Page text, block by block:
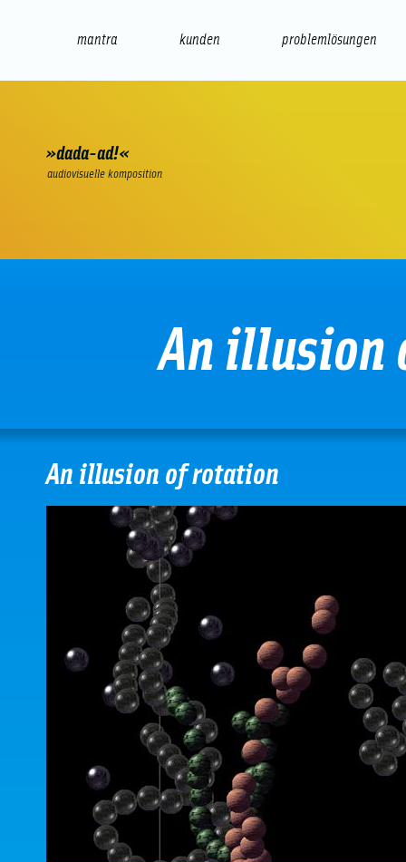
mantra kunden problemlösungen
»dada-ad!«
audiovisuelle komposition
An illusion
An illusion of rotation